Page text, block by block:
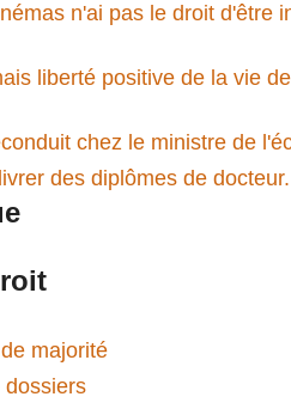
n'ai pas le droit d'être
liberté positive de la vie
chez le ministre de
des diplômes de docteur.
majorité
dossiers